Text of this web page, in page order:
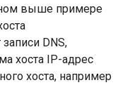
выше примере
DNS,
хоста IP-адрес
хоста, например